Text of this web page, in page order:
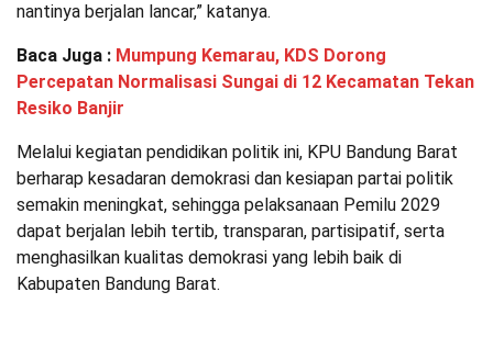
nantinya berjalan lancar,” katanya.
Baca Juga : Mumpung Kemarau, KDS Dorong
Percepatan Normalisasi Sungai di 12 Kecamatan Tekan
Resiko Banjir
Melalui kegiatan pendidikan politik ini, KPU Bandung Barat
berharap kesadaran demokrasi dan kesiapan partai politik
semakin meningkat, sehingga pelaksanaan Pemilu 2029
dapat berjalan lebih tertib, transparan, partisipatif, serta
menghasilkan kualitas demokrasi yang lebih baik di
Kabupaten Bandung Barat.